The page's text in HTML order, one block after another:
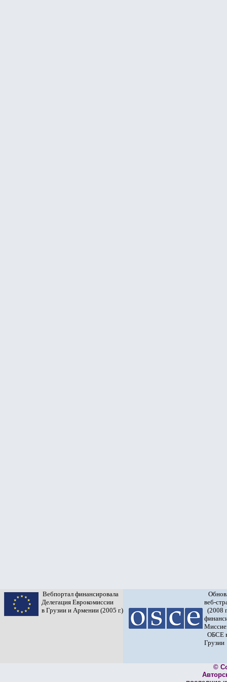
Вебпортал финансировала
Делегация Еврокомиссии
в Грузии и Армении (2005 г.)
веб-
(2008
ОБСЕ
Грузии
©